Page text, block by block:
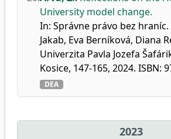
University model change.
In: Správne právo bez hraníc.
Jakab, Eva Berníková, Diana
Univerzita Pavla Jozefa
Kosice, 147-165, 2024. ISBN:
DEA
2023